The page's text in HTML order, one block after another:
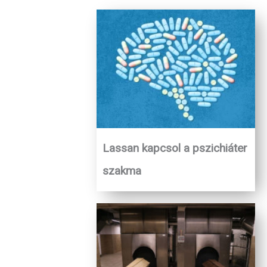
Lassan kapcsol a pszichiáter
szakma